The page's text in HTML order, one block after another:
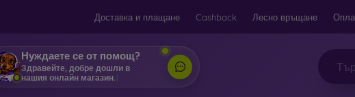
Доставка и плащане Cashback Лесно връщане
Нуждаете се от помощ?
Здравейте, добре дошли в
нашия онл|